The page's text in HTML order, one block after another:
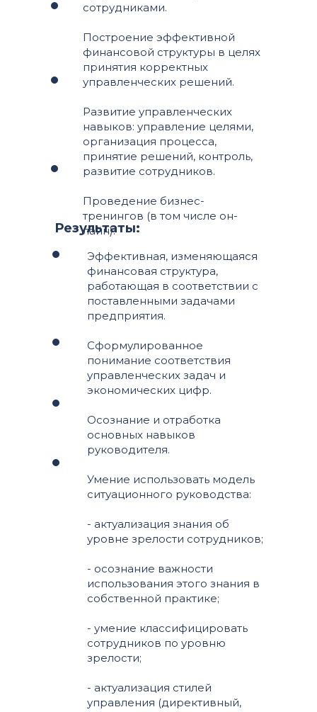
сотрудниками.
Построение эффективной
финансовой структуры в целях
принятия корректных
управленческих решений.
Развитие управленческих
навыков: управление целями,
организация процесса,
принятие решений, контроль,
развитие сотрудников.
Проведение бизнес-
тренингов (в том числе он-
лайн).
Эффективная, изменяющаяся
финансовая структура,
работающая в соответствии с
поставленными задачами
предприятия.
Сформулированное
понимание соответствия
управленческих задач и
экономических цифр.
Осознание и отработка
основных навыков
руководителя.
Умение использовать модель
ситуационного руководства:
- актуализация знания об
уровне зрелости сотрудников;
- осознание важности
использования этого знания в
собственной практике;
- умение классифицировать
сотрудников по уровню
зрелости;
- актуализация стилей
управления (директивный,
Результаты: